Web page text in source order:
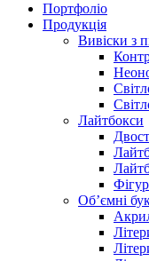
Портфоліо
Продукція
Вивіски з
Лайтбокси
Об’ємні